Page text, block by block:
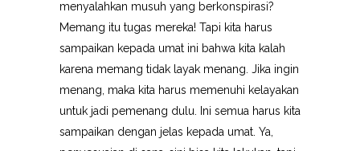
menyalahkan musuh yang berkonspirasi?
Memang itu tugas mereka! Tapi kita harus
sampaikan kepada umat ini bahwa kita kalah
karena memang tidak layak menang. Jika ingin
menang, maka kita harus memenuhi kelayakan
untuk jadi pemenang dulu. Ini semua harus kita
sampaikan dengan jelas kepada umat. Ya,